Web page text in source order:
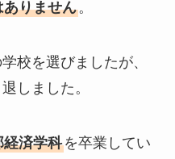
ありません。
校を選びましたが、
しました。
経済学科を卒業してい